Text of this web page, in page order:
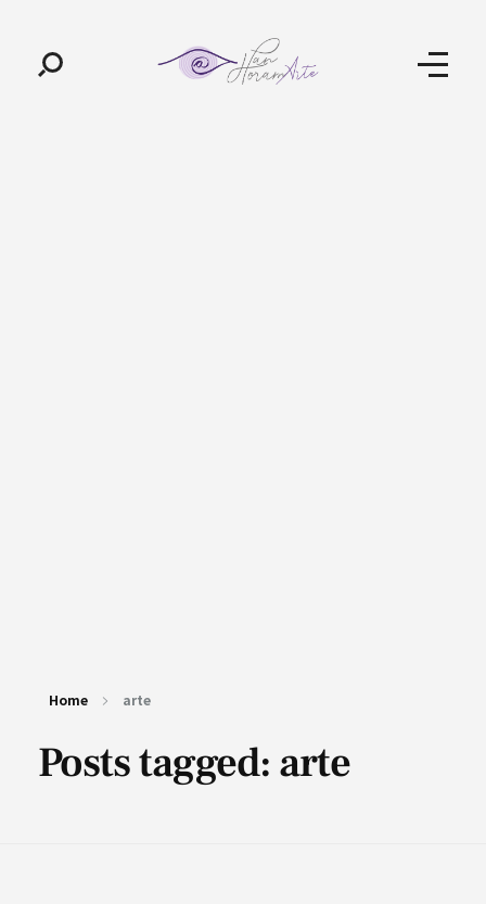
Home arte
Posts tagged: arte